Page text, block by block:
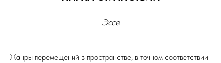
Эссе
Жанры перемещений в пространстве, в точном соответствии